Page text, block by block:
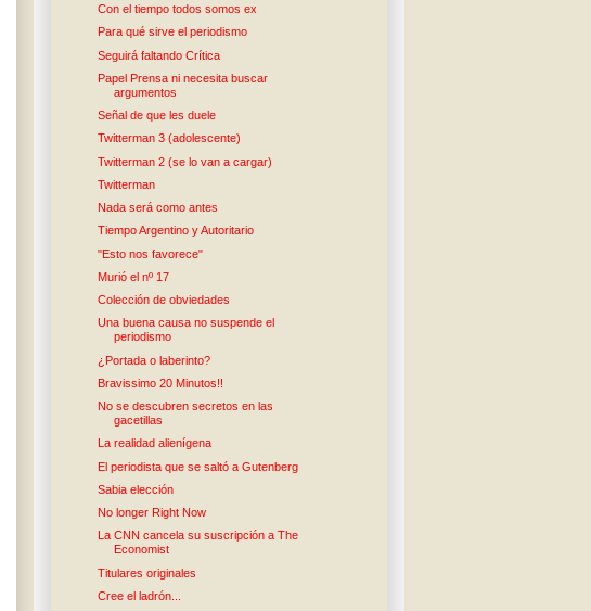
Con el tiempo todos somos ex
Para qué sirve el periodismo
Seguirá faltando Crítica
Papel Prensa ni necesita buscar
argumentos
Señal de que les duele
Twitterman 3 (adolescente)
Twitterman 2 (se lo van a cargar)
Twitterman
Nada será como antes
Tiempo Argentino y Autoritario
"Esto nos favorece"
Murió el nº 17
Colección de obviedades
Una buena causa no suspende el
periodismo
¿Portada o laberinto?
Bravissimo 20 Minutos!!
No se descubren secretos en las
gacetillas
La realidad alienígena
El periodista que se saltó a Gutenberg
Sabia elección
No longer Right Now
La CNN cancela su suscripción a The
Economist
Titulares originales
Cree el ladrón...